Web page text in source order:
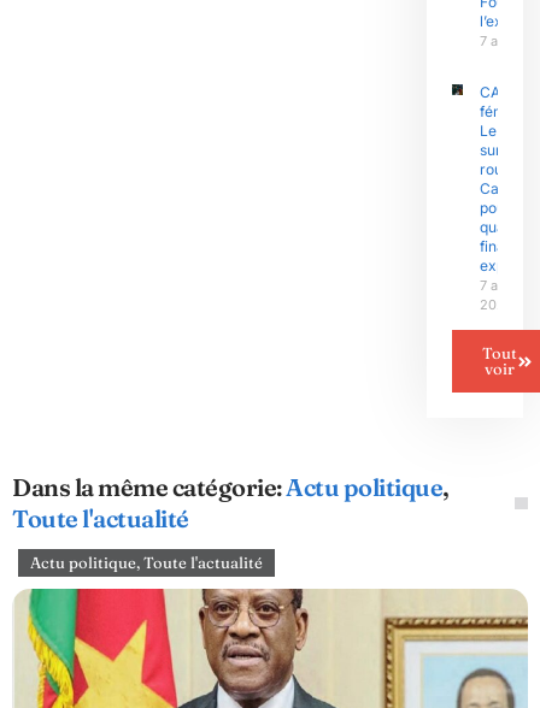
7 août
CAN
Le
sur la
route du
pour un
quart de
finale
explosif
7 août
2026
Tout
voir
Dans la même catégorie:Actu politique,
Toute l'actualité
Actu politique,Toute l'actualité